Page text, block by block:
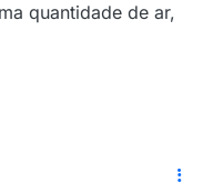
quantidade de ar,